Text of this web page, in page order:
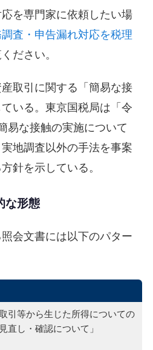
を専門家に依頼したい場
査・申告漏れ対応を税理
ださい。
取引に関する「簡易な接
いる。東京国税局は「令
易な接触の実施について
実地調査以外の手法を事案
針を示している。
な形態
会文書には以下のパター
引等から生じた所得についての
直し・確認について」